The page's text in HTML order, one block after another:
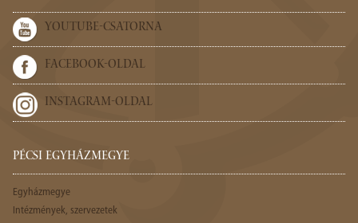
YOUTUBE-CSATORNA
FACEBOOK-OLDAL
INSTAGRAM-OLDAL
PÉCSI EGYHÁZMEGYE
Egyházmegye
Intézmények, szervezetek